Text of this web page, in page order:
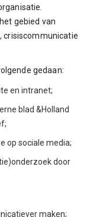
gebied van
crisiscommunicatie
gedaan:
en intranet;
blad &Holland
op sociale media;
door
maken;